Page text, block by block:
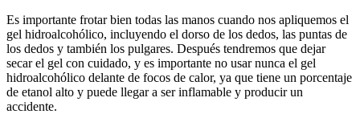
Es importante frotar bien todas las manos cuando nos apliquemos el
gel hidroalcohólico, incluyendo el dorso de los dedos, las puntas de
los dedos y también los pulgares. Después tendremos que dejar
secar el gel con cuidado, y es importante no usar nunca el gel
hidroalcohólico delante de focos de calor, ya que tiene un porcentaje
de etanol alto y puede llegar a ser inflamable y producir un
accidente.